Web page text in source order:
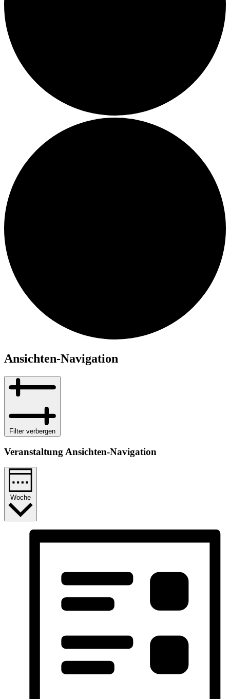
Ansichten-Navigation
Filter verbergen
Veranstaltung Ansichten-Navigation
Woche